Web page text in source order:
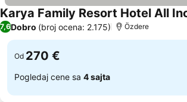
Karya Family Resort Hotel All
7,6Dobro (broj ocena: 2.175) Özdere
Od 270 €
Pogledaj cene sa 4 sajta